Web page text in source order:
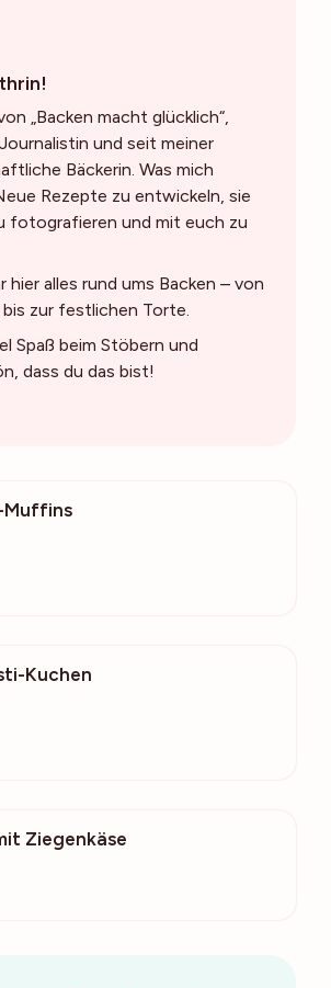
„Backen macht glücklich“,
und seit meiner
Bäckerin. Was mich
Rezepte zu entwickeln, sie
fotografieren und mit euch zu
hier alles rund ums Backen – von
zur festlichen Torte.
Spaß beim Stöbern und
dass du das bist!
Muffins
Kuchen
Ziegenkäse